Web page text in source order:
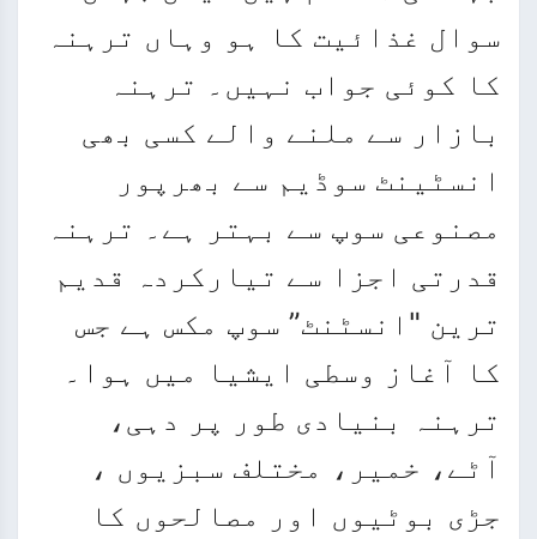
سوال غذائیت کا ہو وہاں ترہنہ
کا کوئی جواب نہیں۔ ترہنہ
بازار سے ملنے والے کسی بھی
انسٹینٹ سوڈیم سے بھرپور
مصنوعی سوپ سے بہتر ہے۔ ترہنہ
قدرتی اجزا سے تیارکردہ قدیم
ترین "انسٹنٹ” سوپ مکس ہے جس
کا آغاز وسطی ایشیا میں ہوا۔
ترہنہ بنیادی طور پر دہی،
آٹے، خمیر، مختلف سبزیوں ،
جڑی بوٹیوں اور مصالحوں کا